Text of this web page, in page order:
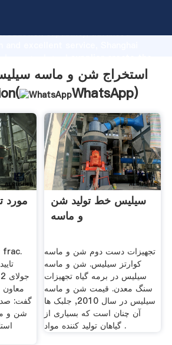
capability, advanced
to all of customers.
استخراج شن و ماسه
WhatsApp)
مورد
معاون
گفت:
شن و
سیلیس خط تولید شن
و ماسه
تجهیزات دست دوم شن و ماسه
کوارتز سیلیس. شن و ماسه
سیلیس در برمه گیاه تجهیزات
سنگ معدن. قیمت شن و ماسه
سیلیس در سال 2010, جلبک ها
آن چنان است که بسیاری از
گیاهان تولید کننده مواد .